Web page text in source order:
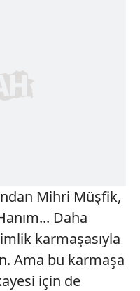
Mihri Müşfik,
Daha
karmaşasıyla
Ama bu karmaşa
için de